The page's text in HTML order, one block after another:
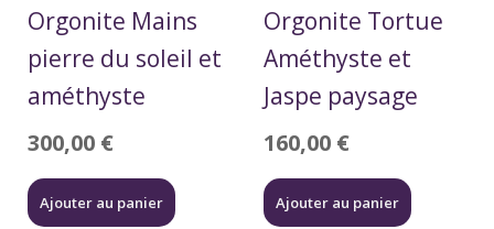
Orgonite Mains
pierre du soleil et
améthyste
300,00 €
Ajouter au panier
Orgonite Tortue
Améthyste et
Jaspe paysage
160,00 €
Ajouter au panier